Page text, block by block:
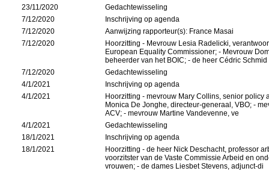
23/11/2020
Gedachtewisseling
7/12/2020
Inschrijving op agenda
7/12/2020
Aanwijzing rapporteur(s): France Masai
7/12/2020
Hoorzitting - Mevrouw Lesia Radelicki,
European Equality Commissioner; - Mevrouw
beheerder van het BOIC; - de heer Cédric Schmid
7/12/2020
Gedachtewisseling
4/1/2021
Inschrijving op agenda
4/1/2021
Hoorzitting - mevrouw Mary Collins, senior
Monica De Jonghe, directeur-generaal, VBO; -
ACV; - mevrouw Martine Vandevenne, ve
4/1/2021
Gedachtewisseling
18/1/2021
Inschrijving op agenda
18/1/2021
Hoorzitting - de heer Nick Deschacht, professor
voorzitster van de Vaste Commissie Arbeid en
vrouwen; - de dames Liesbet Stevens, adjunct-di